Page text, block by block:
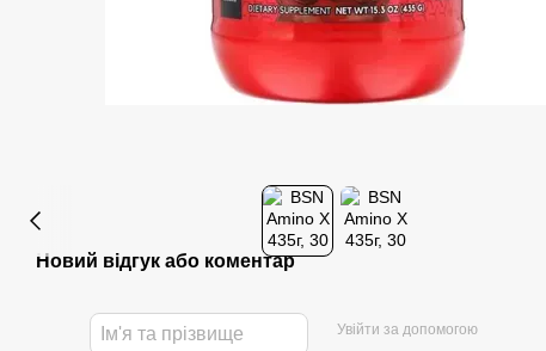
Новий відгук або коментар
Увійти за допомогою